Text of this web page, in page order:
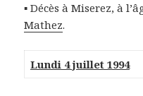
▪ Décès à Miserez, à
Mathez.
Lundi 4 juillet 1994